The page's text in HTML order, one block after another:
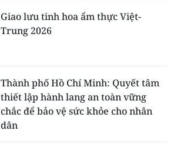
Giao lưu tinh hoa ẩm thực Việt-
Trung 2026
Thành phố Hồ Chí Minh: Quyết tâm
thiết lập hành lang an toàn vững
chắc để bảo vệ sức khỏe cho nhân
dân